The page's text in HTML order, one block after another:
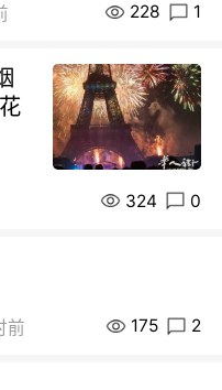
228 1
324 0
前 175 2